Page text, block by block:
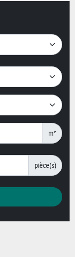
m²
pièce(s)